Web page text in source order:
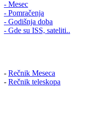
- Mesec
- Pomračenja
- Godišnja doba
- Gde su ISS, sateliti..
- Rečnik Meseca
- Rečnik teleskopa